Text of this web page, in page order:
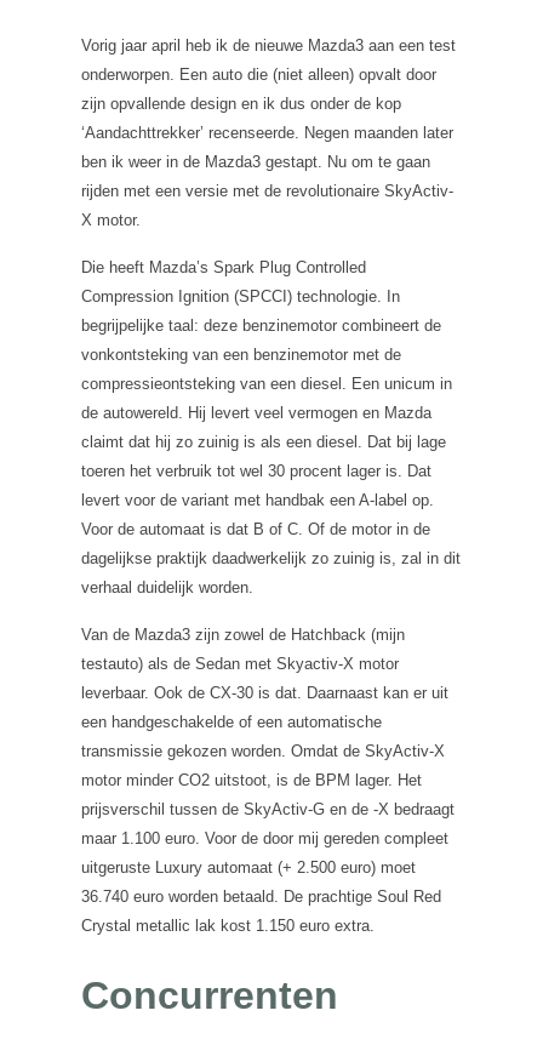
Vorig jaar april heb ik de nieuwe Mazda3 aan een test
onderworpen. Een auto die (niet alleen) opvalt door
zijn opvallende design en ik dus onder de kop
‘Aandachttrekker’ recenseerde. Negen maanden later
ben ik weer in de Mazda3 gestapt. Nu om te gaan
rijden met een versie met de revolutionaire SkyActiv-
X motor.
Die heeft Mazda’s Spark Plug Controlled
Compression Ignition (SPCCI) technologie. In
begrijpelijke taal: deze benzinemotor combineert de
vonkontsteking van een benzinemotor met de
compressieontsteking van een diesel. Een unicum in
de autowereld. Hij levert veel vermogen en Mazda
claimt dat hij zo zuinig is als een diesel. Dat bij lage
toeren het verbruik tot wel 30 procent lager is. Dat
levert voor de variant met handbak een A-label op.
Voor de automaat is dat B of C. Of de motor in de
dagelijkse praktijk daadwerkelijk zo zuinig is, zal in dit
verhaal duidelijk worden.
Van de Mazda3 zijn zowel de Hatchback (mijn
testauto) als de Sedan met Skyactiv-X motor
leverbaar. Ook de CX-30 is dat. Daarnaast kan er uit
een handgeschakelde of een automatische
transmissie gekozen worden. Omdat de SkyActiv-X
motor minder CO2 uitstoot, is de BPM lager. Het
prijsverschil tussen de SkyActiv-G en de -X bedraagt
maar 1.100 euro. Voor de door mij gereden compleet
uitgeruste Luxury automaat (+ 2.500 euro) moet
36.740 euro worden betaald. De prachtige Soul Red
Crystal metallic lak kost 1.150 euro extra.
Concurrenten